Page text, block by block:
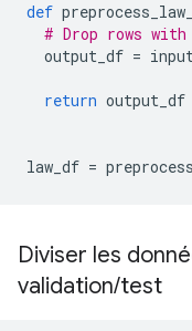
def
# Drop rows
output_df =
return output_df
law_df =
Diviser les
validation/test